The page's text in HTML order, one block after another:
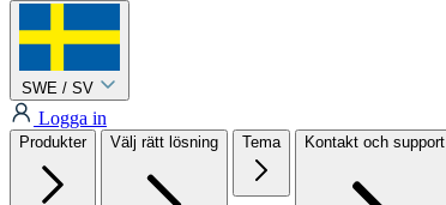
SWE / SV
Logga in
Produkter Välj rätt lösning Tema Kontakt och support